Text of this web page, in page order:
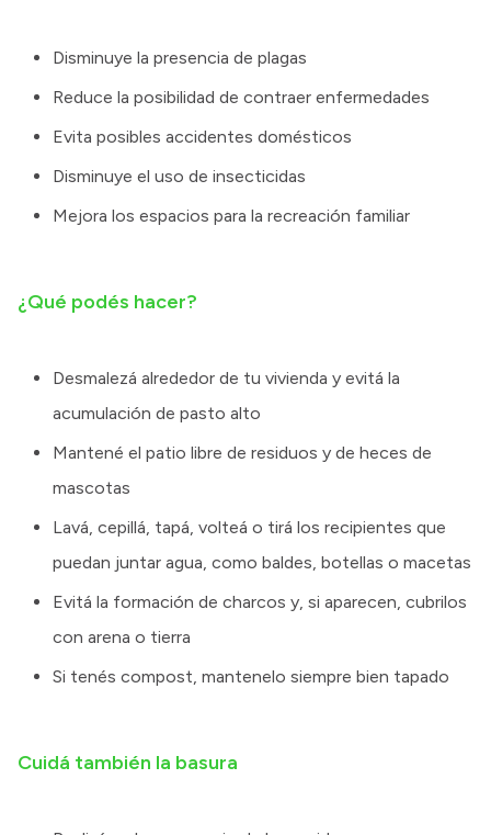
Disminuye la presencia de plagas
Reduce la posibilidad de contraer enfermedades
Evita posibles accidentes domésticos
Disminuye el uso de insecticidas
Mejora los espacios para la recreación familiar
¿Qué podés hacer?
Desmalezá alrededor de tu vivienda y evitá la
acumulación de pasto alto
Mantené el patio libre de residuos y de heces de
mascotas
Lavá, cepillá, tapá, volteá o tirá los recipientes que
puedan juntar agua, como baldes, botellas o macetas
Evitá la formación de charcos y, si aparecen, cubrilos
con arena o tierra
Si tenés compost, mantenelo siempre bien tapado
Cuidá también la basura